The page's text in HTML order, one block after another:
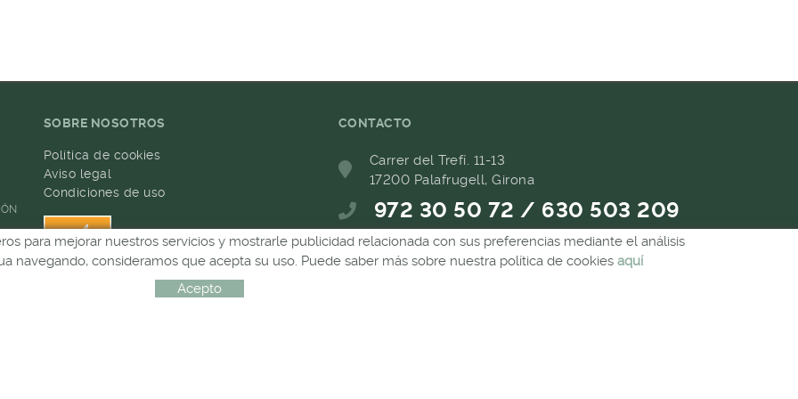
SOBRE NOSOTROS
Política de cookies
Aviso legal
Condiciones de uso
CONTACTO
Carrer del Trefí. 11-13
17200 Palafrugell, Girona
972 30 50 72 / 630 503 209
689 657 489
para mejorar nuestros servicios y mostrarle publicidad relacionada con sus preferencias mediante el análisis
navegando, consideramos que acepta su uso. Puede saber más sobre nuestra política de cookies aquí
Acepto